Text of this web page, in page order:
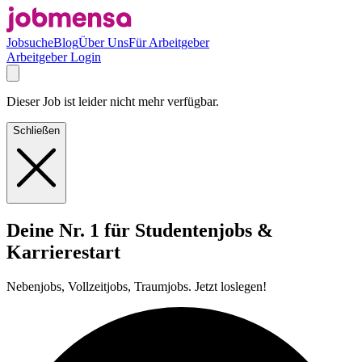
JobsucheBlogÜber UnsFür Arbeitgeber
Arbeitgeber Login
Dieser Job ist leider nicht mehr verfügbar.
Schließen
Deine Nr. 1 für Studentenjobs &
Karrierestart
Nebenjobs, Vollzeitjobs, Traumjobs. Jetzt loslegen!